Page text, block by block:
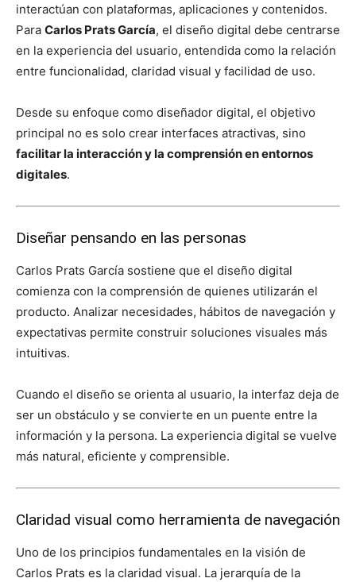
interactúan con plataformas, aplicaciones y contenidos.
Para Carlos Prats García, el diseño digital debe centrarse
en la experiencia del usuario, entendida como la relación
entre funcionalidad, claridad visual y facilidad de uso.
Desde su enfoque como diseñador digital, el objetivo
principal no es solo crear interfaces atractivas, sino
facilitar la interacción y la comprensión en entornos
digitales.
Diseñar pensando en las personas
Carlos Prats García sostiene que el diseño digital
comienza con la comprensión de quienes utilizarán el
producto. Analizar necesidades, hábitos de navegación y
expectativas permite construir soluciones visuales más
intuitivas.
Cuando el diseño se orienta al usuario, la interfaz deja de
ser un obstáculo y se convierte en un puente entre la
información y la persona. La experiencia digital se vuelve
más natural, eficiente y comprensible.
Claridad visual como herramienta de navegación
Uno de los principios fundamentales en la visión de
Carlos Prats es la claridad visual. La jerarquía de la